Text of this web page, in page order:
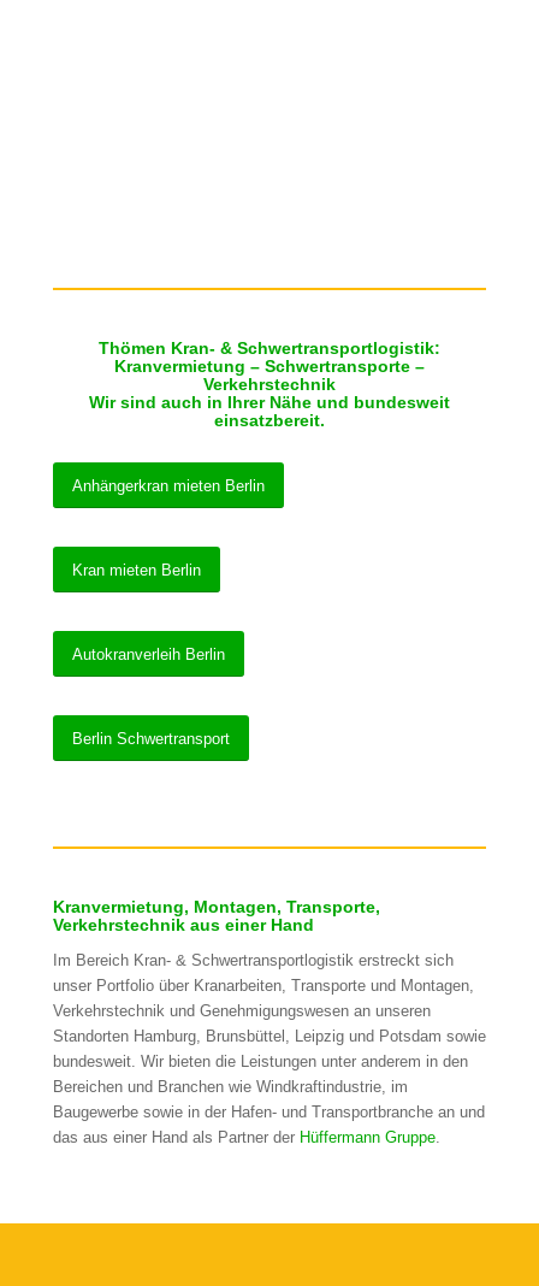
Thömen Kran- & Schwertransportlogistik:
Kranvermietung – Schwertransporte –
Verkehrstechnik
Wir sind auch in Ihrer Nähe und bundesweit
einsatzbereit.
Anhängerkran mieten Berlin
Kran mieten Berlin
Autokranverleih Berlin
Berlin Schwertransport
Kranvermietung, Montagen, Transporte,
Verkehrstechnik aus einer Hand
Im Bereich Kran- & Schwertransportlogistik erstreckt sich
unser Portfolio über Kranarbeiten, Transporte und Montagen,
Verkehrstechnik und Genehmigungswesen an unseren
Standorten Hamburg, Brunsbüttel, Leipzig und Potsdam sowie
bundesweit. Wir bieten die Leistungen unter anderem in den
Bereichen und Branchen wie Windkraftindustrie, im
Baugewerbe sowie in der Hafen- und Transportbranche an und
das aus einer Hand als Partner der Hüffermann Gruppe.